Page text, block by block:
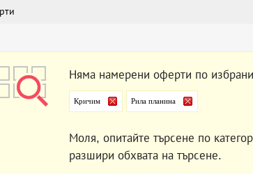
Няма намерени оферти по
Кричим Рила планина
Моля, опитайте търсене по
разшири обхвата на търсене.